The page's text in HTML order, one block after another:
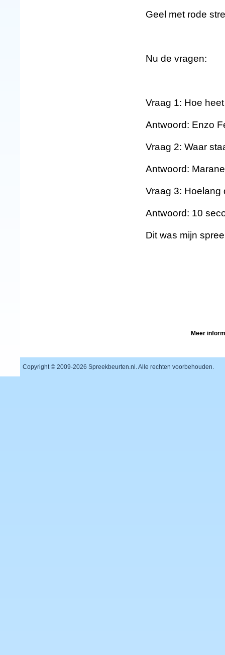
Geel met rode
Nu de vragen:
Vraag 1: Hoe
Antwoord: Enzo
Vraag 2: Waar
Antwoord:
Vraag 3: Hoelang
Antwoord: 10
Dit was mijn
Meer
Copyright © 2009-2026 Spreekbeurten.nl. Alle rechten voorbehouden.